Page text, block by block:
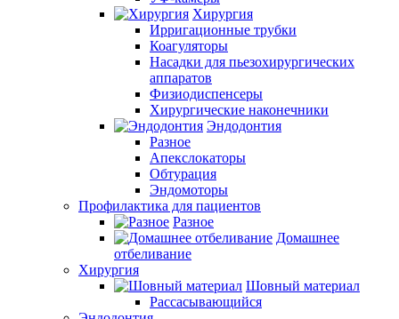
Хирургия
Ирригационные трубки
Коагуляторы
Насадки для пьезохирургических
аппаратов
Физиодиспенсеры
Хирургические наконечники
Эндодонтия
Разное
Апекслокаторы
Обтурация
Эндомоторы
Профилактика для пациентов
Разное
Домашнее
отбеливание
Хирургия
Шовный материал
Рассасывающийся